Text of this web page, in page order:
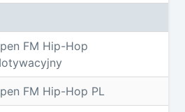
FM Hip-Hop
FM Hip-Hop PL